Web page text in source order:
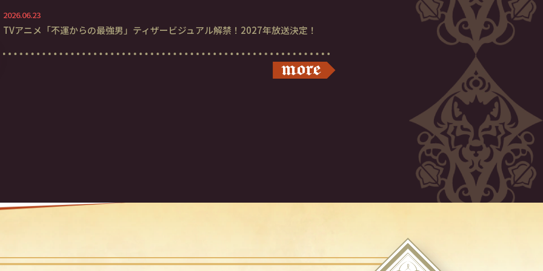
2026.06.23
TVアニメ「不運からの最強男」ティザービジュアル解禁！2027年放送決定！
more